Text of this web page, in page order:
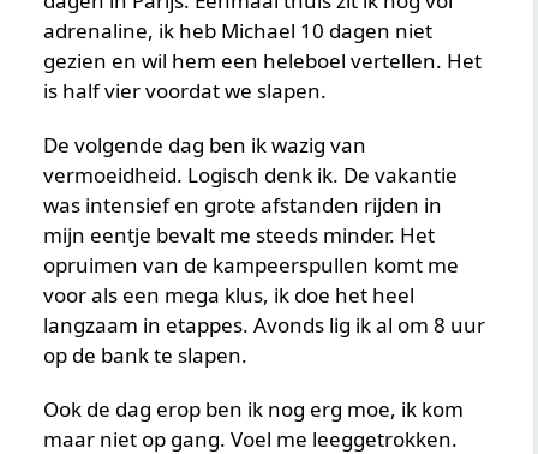
adrenaline, ik heb Michael 10 dagen niet
gezien en wil hem een heleboel vertellen. Het
is half vier voordat we slapen.
De volgende dag ben ik wazig van
vermoeidheid. Logisch denk ik. De vakantie
was intensief en grote afstanden rijden in
mijn eentje bevalt me steeds minder. Het
opruimen van de kampeerspullen komt me
voor als een mega klus, ik doe het heel
langzaam in etappes. Avonds lig ik al om 8 uur
op de bank te slapen.
Ook de dag erop ben ik nog erg moe, ik kom
maar niet op gang. Voel me leeggetrokken.